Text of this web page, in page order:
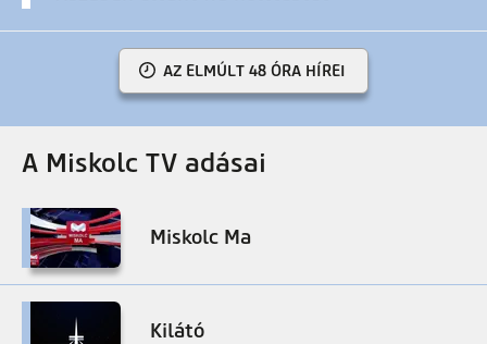
AZ ELMÚLT 48 ÓRA HÍREI
A Miskolc TV adásai
Miskolc Ma
Kilátó